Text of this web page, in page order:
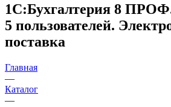
1С:Бухгалтерия 8
5 пользователей.
поставка
Главная
—
Каталог
—